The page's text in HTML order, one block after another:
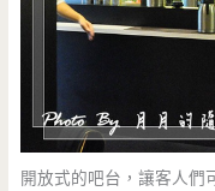
開放式的吧台，讓客人們